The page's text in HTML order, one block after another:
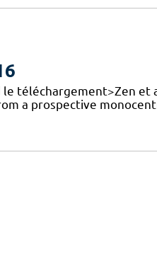
téléchargement>Zen
a prospective